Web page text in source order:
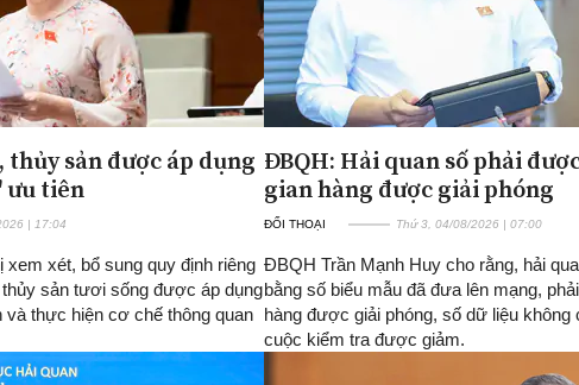
sản được áp dụng
ưu tiên
| 17:04
xét, bổ sung quy định riêng
sản tươi sống được áp dụng
thực hiện cơ chế thông quan
ĐBQH: Hải quan số phải
gian hàng được giải phóng
ĐỐI THOẠI Thứ 3, 04/08/2026 | 07:00
ĐBQH Trần Mạnh Huy cho rằng, hải
bằng số biểu mẫu đã đưa lên mạng,
hàng được giải phóng, số dữ liệu không
cuộc kiểm tra được giảm.